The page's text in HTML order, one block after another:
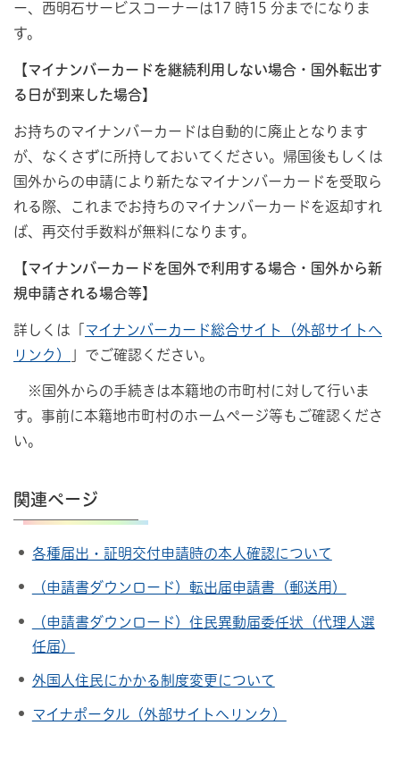
ー、西明石サービスコーナーは17 時15 分までになりま
す。
【マイナンバーカードを継続利用しない場合・国外転出す
る日が到来した場合】
お持ちのマイナンバーカードは自動的に廃止となります
が、なくさずに所持しておいてください。帰国後もしくは
国外からの申請により新たなマイナンバーカードを受取ら
れる際、これまでお持ちのマイナンバーカードを返却すれ
ば、再交付手数料が無料になります。
【マイナンバーカードを国外で利用する場合・国外から新
規申請される場合等】
詳しくは「 マイナンバーカード総合サイト（外部サイトへ
リンク）
」でご確認ください。
※国外からの手続きは本籍地の市町村に対して行いま
す。事前に本籍地市町村のホームぺージ等もご確認くださ
い。
関連ページ
各種届出・証明交付申請時の本人確認について
（申請書ダウンロード）転出届申請書（郵送用）
（申請書ダウンロード）住民異動届委任状（代理人選
任届）
外国人住民にかかる制度変更について
マイナポータル（外部サイトへリンク）